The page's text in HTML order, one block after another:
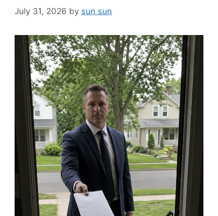
July 31, 2026 by sun sun